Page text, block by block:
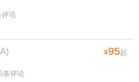
论
¥95起
条评论